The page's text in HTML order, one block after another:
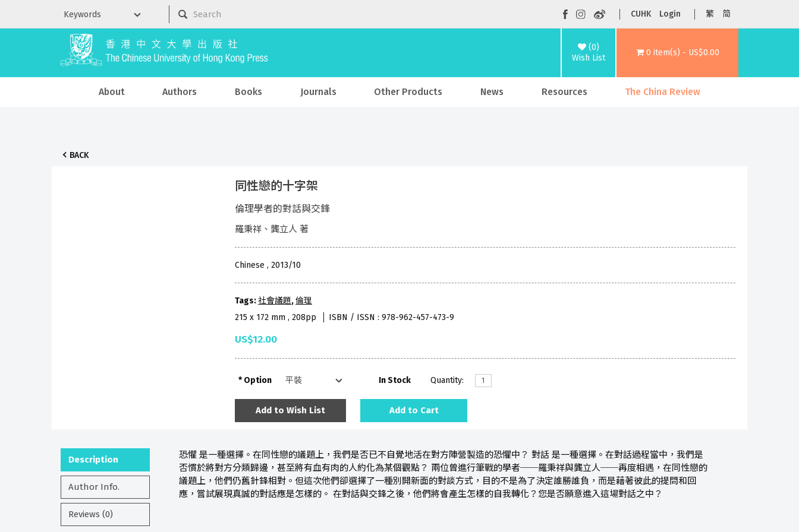
CUHK Login 繁 简
(0)
Wish List
0 item(s) - US$0.00
About Authors Books Journals Other Products News Resources The China Review
BACK
同性戀的十字架
倫理學者的對話與交鋒
羅秉祥、龔立人 著
Chinese , 2013/10
Tags:社會議題,倫理
215 x 172 mm , 208pp
ISBN / ISSN : 978-962-457-473-9
US$12.00
Option In Stock Quantity:
Add to Wish List Add to Cart
Description
Author Info.
Reviews (0)
恐懼 是一種選擇。在同性戀的議題上，我們是否已不自覺地活在對方陣營製造的恐懼中？ 對話 是一種選擇。在對話過程當中，我們是
否慣於將對方分類歸邊，甚至將有血有肉的人約化為某個觀點？ 兩位曾進行筆戰的學者──羅秉祥與龔立人──再度相遇，在同性戀的
議題上，他們仍舊針鋒相對。但這次他們卻選擇了一種別開新面的對談方式，目的不是為了決定誰勝誰負，而是藉著彼此的提問和回
應，嘗試展現真誠的對話應是怎樣的。 在對話與交鋒之後，他們將會產生怎樣的自我轉化？您是否願意進入這場對話之中？